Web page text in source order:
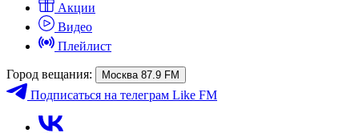
Акции
Видео
Плейлист
Город вещания: Москва 87.9 FM
Подписаться на телеграм Like FM